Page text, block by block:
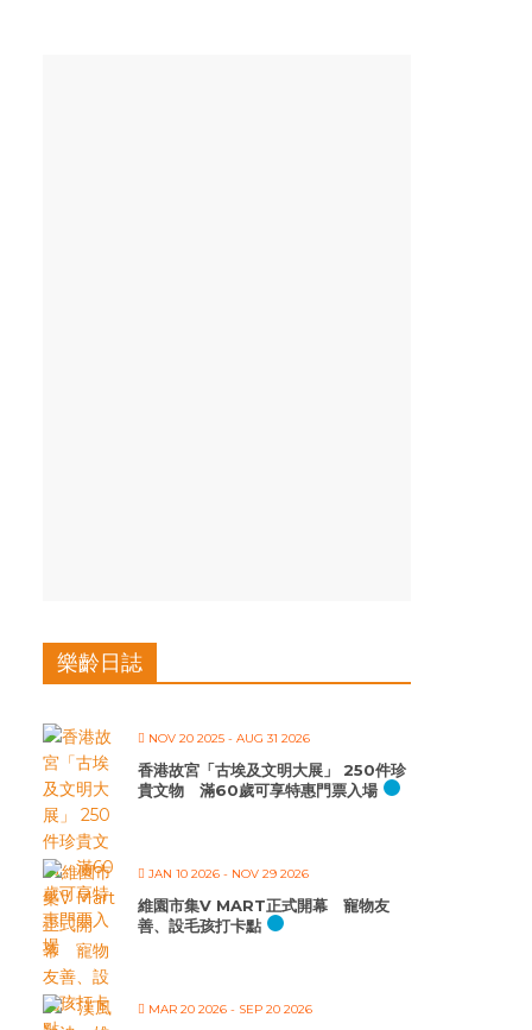
樂齡日誌
NOV 20 2025 - AUG 31 2026
香港故宮「古埃及文明大展」 250件珍
貴文物 滿60歲可享特惠門票入場
JAN 10 2026 - NOV 29 2026
維園市集V MART正式開幕 寵物友
善、設毛孩打卡點
MAR 20 2026 - SEP 20 2026